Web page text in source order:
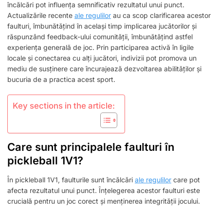
ACTUALIZĂRI
ALE
REGULILOR,
IMPLICAREA
JUCĂTORILOR
încălcări pot influența semnificativ rezultatul unui punct.
Actualizările recente ale regulilor au ca scop clarificarea acestor
faulturi, îmbunătățind în același timp implicarea jucătorilor și
răspunzând feedback-ului comunității, îmbunătățind astfel
experiența generală de joc. Prin participarea activă în ligile
locale și conectarea cu alți jucători, indivizii pot promova un
mediu de susținere care încurajează dezvoltarea abilităților și
bucuria de a practica acest sport.
Key sections in the article:
Care sunt principalele faulturi în
pickleball 1V1?
În pickleball 1V1, faulturile sunt încălcări ale regulilor care pot
afecta rezultatul unui punct. Înțelegerea acestor faulturi este
crucială pentru un joc corect și menținerea integrității jocului.